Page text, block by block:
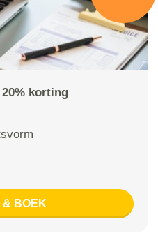
korting
& BOEK